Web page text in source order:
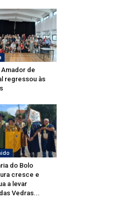
de
regressou às
do Bolo
cresce e
a levar
Vedras...